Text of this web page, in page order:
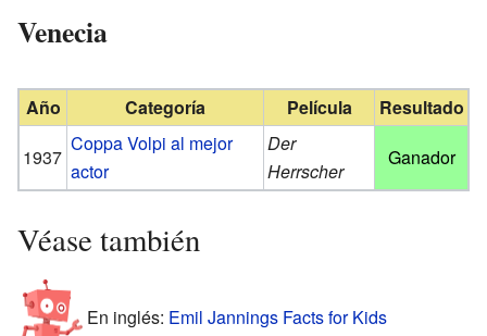
Venecia
Año Categoría Película
Resultado
1937
Coppa Volpi al mejor
actor
Der
Herrscher
Ganador
Véase también
En inglés: Emil Jannings Facts for Kids